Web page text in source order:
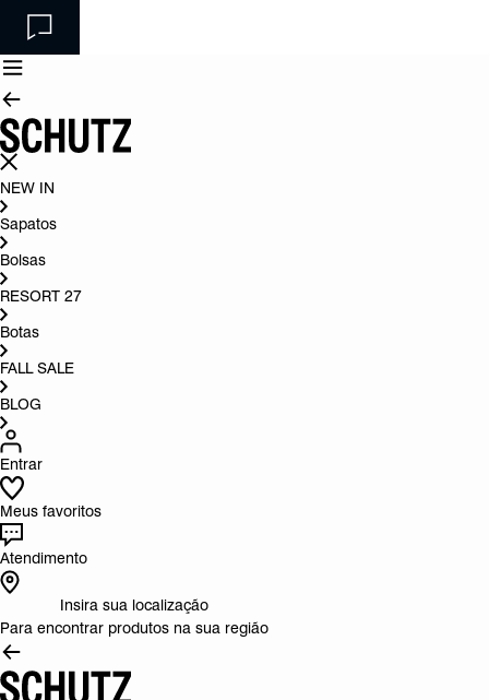
NEW IN
Sapatos
Bolsas
RESORT 27
Botas
FALL SALE
BLOG
Entrar
Meus favoritos
Atendimento
Insira sua localização
Para encontrar produtos na sua região